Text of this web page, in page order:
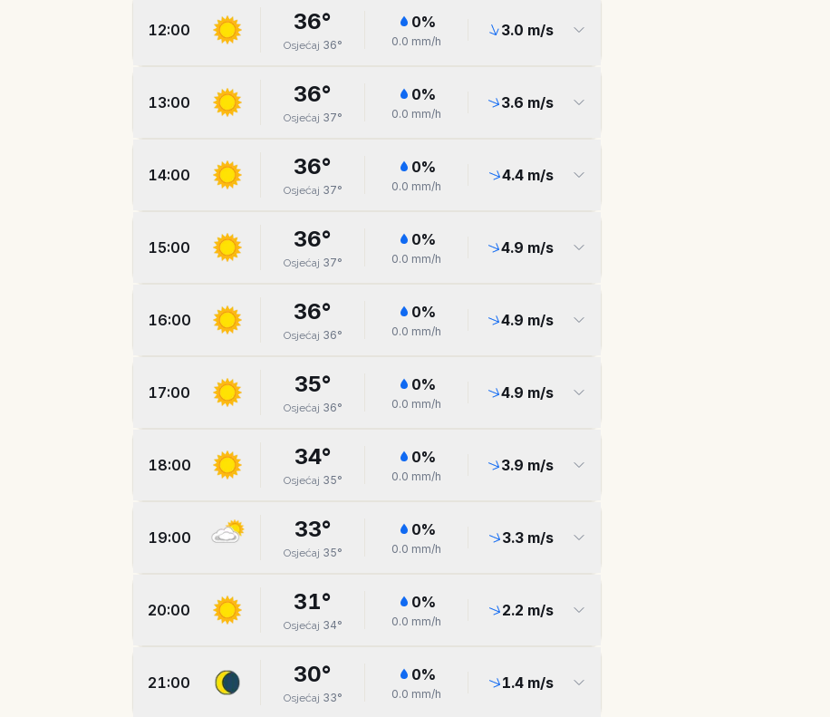
12:00 36°
Osjećaj 36°
0%
0.0 mm/h
3.0 m/s
13:00 36°
Osjećaj 37°
0%
0.0 mm/h
3.6 m/s
14:00 36°
Osjećaj 37°
0%
0.0 mm/h
4.4m/s
15:00 36°
Osjećaj 37°
0%
0.0 mm/h
4.9 m/s
16:00 36°
Osjećaj 36°
0%
0.0 mm/h
4.9 m/s
17:00 35°
Osjećaj 36°
0%
0.0 mm/h
4.9 m/s
18:00 34°
Osjećaj 35°
0%
0.0 mm/h
3.9 m/s
19:00 33°
Osjećaj 35°
0%
0.0 mm/h
3.3m/s
20:00 31°
Osjećaj 34°
0%
0.0 mm/h
2.2 m/s
21:00 30°
Osjećaj 33°
0%
0.0 mm/h
1.4m/s